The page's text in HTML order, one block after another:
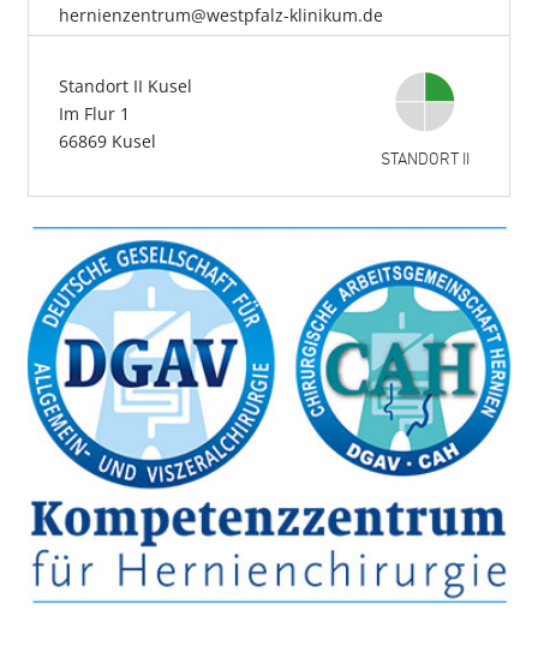
hernienzentrum@westpfalz-klinikum.de
Standort II Kusel
Im Flur 1
66869 Kusel
STANDORT II